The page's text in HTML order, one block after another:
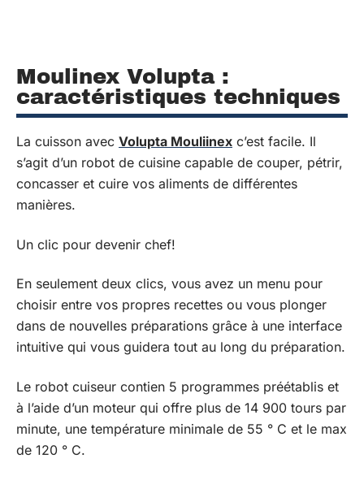
Moulinex Volupta :
caractéristiques techniques
La cuisson avec Volupta Mouliinex c’est facile. Il
s’agit d’un robot de cuisine capable de couper, pétrir,
concasser et cuire vos aliments de différentes
manières.
Un clic pour devenir chef!
En seulement deux clics, vous avez un menu pour
choisir entre vos propres recettes ou vous plonger
dans de nouvelles préparations grâce à une interface
intuitive qui vous guidera tout au long du préparation.
Le robot cuiseur contien 5 programmes préétablis et
à l’aide d’un moteur qui offre plus de 14 900 tours par
minute, une température minimale de 55 ° C et le max
de 120 ° C.